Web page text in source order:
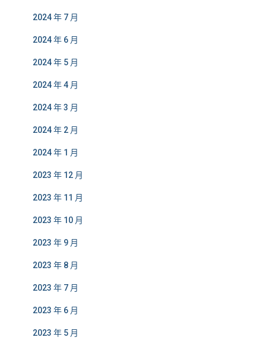
2024 年 7 月
2024 年 6 月
2024 年 5 月
2024 年 4 月
2024 年 3 月
2024 年 2 月
2024 年 1 月
2023 年 12 月
2023 年 11 月
2023 年 10 月
2023 年 9 月
2023 年 8 月
2023 年 7 月
2023 年 6 月
2023 年 5 月